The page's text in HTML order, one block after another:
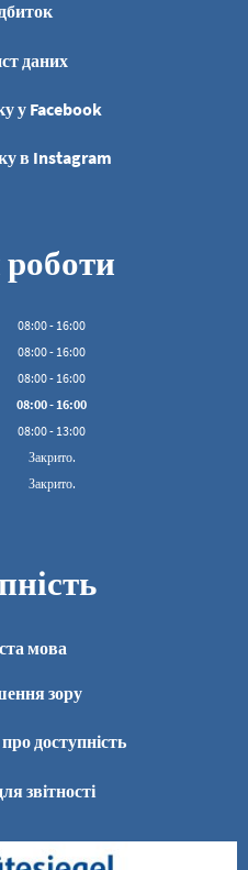
даних
у Facebook
в Instagram
08:00- 16:00
З 08:00 до 16:00
08:00- 16:00
З 08:00 до 16:00
08:00- 16:00
З 08:00 до 16:00
08:00-16:00
З 08:00 до 16:00
08:00- 13:00
З 08:00 до 13:00
Закрито.
Закрито.
мова
зору
доступність
звітності